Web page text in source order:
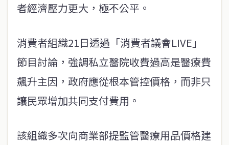
者經濟壓力更大，極不公平。
消費者組織21日透過「消費者議會LIVE」
節目討論，強調私立醫院收費過高是醫療費
飆升主因，政府應從根本管控價格，而非只
讓民眾增加共同支付費用。
該組織多次向商業部提監管醫療用品價格建